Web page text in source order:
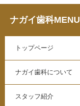
ナガイ歯科MENU
トップページ
ナガイ歯科について
スタッフ紹介